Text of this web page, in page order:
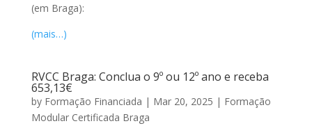
(em Braga):
(mais…)
RVCC Braga: Conclua o 9º ou 12º ano e receba
653,13€
by Formação Financiada | Mar 20, 2025 | Formação
Modular Certificada Braga